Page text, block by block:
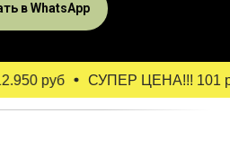
в WhatsApp
руб СУПЕР ЦЕНА!!! 101